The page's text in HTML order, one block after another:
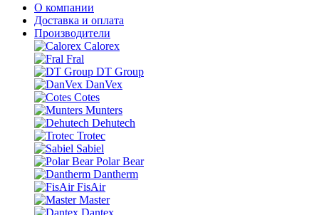
О компании
Доставка и оплата
Производители
Calorex
Fral
DT Group
DanVex
Cotes
Munters
Dehutech
Trotec
Sabiel
Polar Bear
Dantherm
FisAir
Master
Dantex